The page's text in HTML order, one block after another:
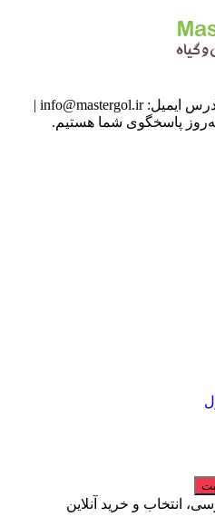
ایمیل: info@mastergol.ir
|
انتخاب و خرید آنلاین